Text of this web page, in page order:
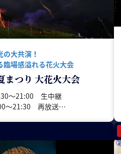
大共演！
臨場感溢れる花火大会
まつり 大花火大会
〜21:00 生中継
〜21:30 再放送
〜19:00 再放送
〜19:00 再放送
〜22:00 再放送